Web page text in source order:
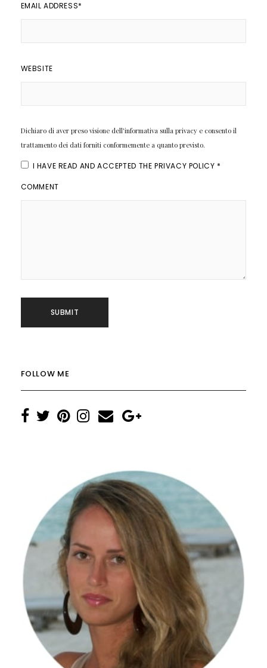
EMAIL ADDRESS*
WEBSITE
Dichiaro di aver preso visione dell'informativa sulla privacy e consento il
trattamento dei dati forniti conformemente a quanto previsto.
I HAVE READ AND ACCEPTED THE PRIVACY POLICY *
COMMENT
FOLLOW ME